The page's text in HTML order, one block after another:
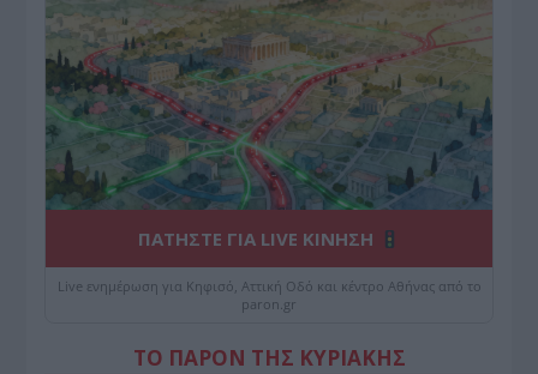
ΠΑΤΗΣΤΕ ΓΙΑ LIVE ΚΙΝΗΣΗ
Live ενημέρωση για Κηφισό, Αττική Οδό και κέντρο Αθήνας από το
paron.gr
ΤΟ ΠΑΡΟΝ ΤΗΣ ΚΥΡΙΑΚΗΣ